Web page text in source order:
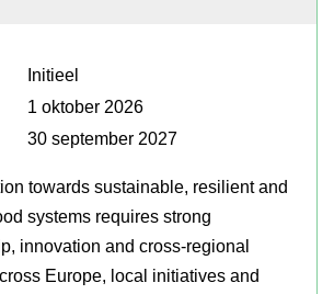
Initieel
1 oktober 2026
30 september 2027
towards sustainable, resilient and
systems requires strong
innovation and cross-regional
Europe, local initiatives and